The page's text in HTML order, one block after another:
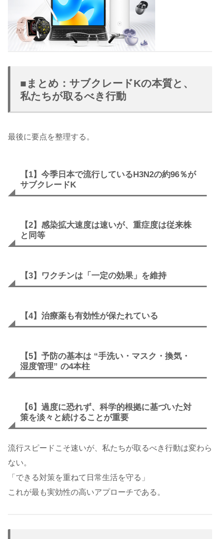
■まとめ：サブクレードKの本質と、
私たちが取るべき行動
最後に要点を整理する。
【1】今季日本で流行しているH3N2の約96％が
サブクレードK
【2】感染拡大速度は速いが、重症度は従来株
と同等
【3】ワクチンは「一定の効果」を維持
【4】治療薬も有効性が保たれている
【5】予防の基本は “手洗い・マスク・換気・
湿度管理” の4本柱
【6】過度に恐れず、科学的根拠に基づいた対
策を淡々と続けることが重要
流行スピードこそ速いが、私たちが取るべき行動は変わら
ない。
「できる対策を重ねて日常生活を守る」
これが最も実効性の高いアプローチである。